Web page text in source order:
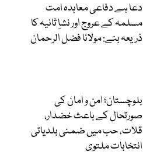
دعا ہے دفاعی معاہدہ امت
مسلمہ کے عروج اور نشاِ ثانیہ کا
ذریعہ بنے: مولانا فضل الرحمان
بلوچستان؛ امن و امان کی
صورتحال کے باعث خضدار،
قلات، حب میں ضمنی بلدیاتی
انتخابات ملتوی